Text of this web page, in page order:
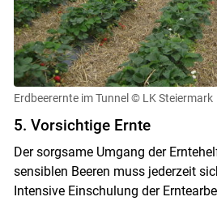
Erdbeerernte im Tunnel © LK Steiermark
5. Vorsichtige Ernte
Der sorgsame Umgang der
sensiblen Beeren muss jederzeit
Intensive Einschulung der